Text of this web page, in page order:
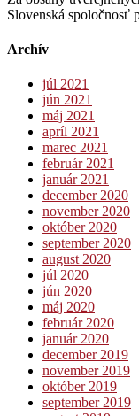
Slovenská spoločnosť
Archív
júl 2021
jún 2021
máj 2021
apríl 2021
marec 2021
február 2021
január 2021
december 2020
november 2020
október 2020
september 2020
august 2020
júl 2020
jún 2020
máj 2020
február 2020
január 2020
december 2019
november 2019
október 2019
september 2019